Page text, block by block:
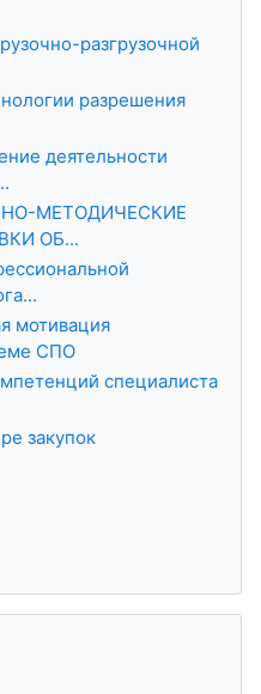
разгрузочной
разрешения
деятельности
МЕТОДИЧЕСКИЕ
ОБ...
мотивация
СПО
специалиста
закупок